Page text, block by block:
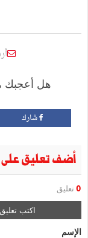
هل أعجبك
شارك
أضف تعليق على
0 تعليق
اكتب تعليق
الإسم